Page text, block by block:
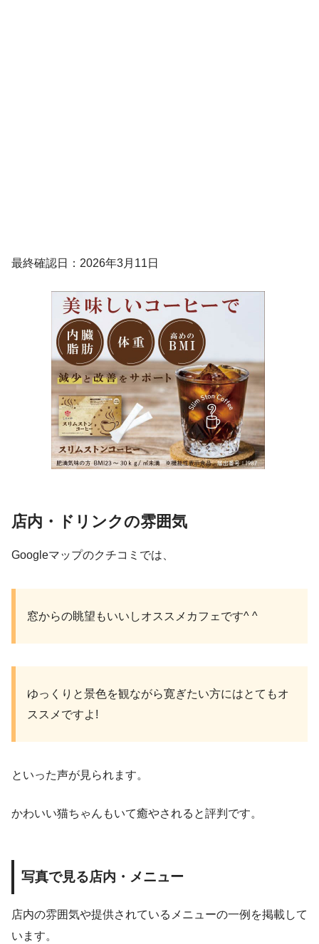
最終確認日：2026年3月11日
店内・ドリンクの雰囲気
Googleマップのクチコミでは、
窓からの眺望もいいしオススメカフェです^ ^
ゆっくりと景色を観ながら寛ぎたい方にはとてもオ
ススメですよ!
といった声が見られます。
かわいい猫ちゃんもいて癒やされると評判です。
写真で見る店内・メニュー
店内の雰囲気や提供されているメニューの一例を掲載して
います。